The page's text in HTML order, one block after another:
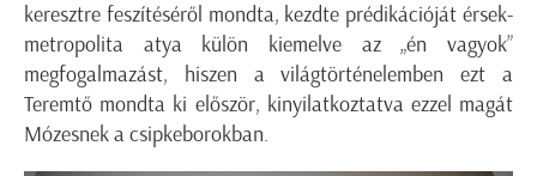
keresztre feszítéséről mondta, kezdte prédikációját érsek-
metropolita atya külön kiemelve az „én vagyok”
megfogalmazást, hiszen a világtörténelemben ezt a
Teremtő mondta ki először, kinyilatkoztatva ezzel magát
Mózesnek a csipkeborokban.